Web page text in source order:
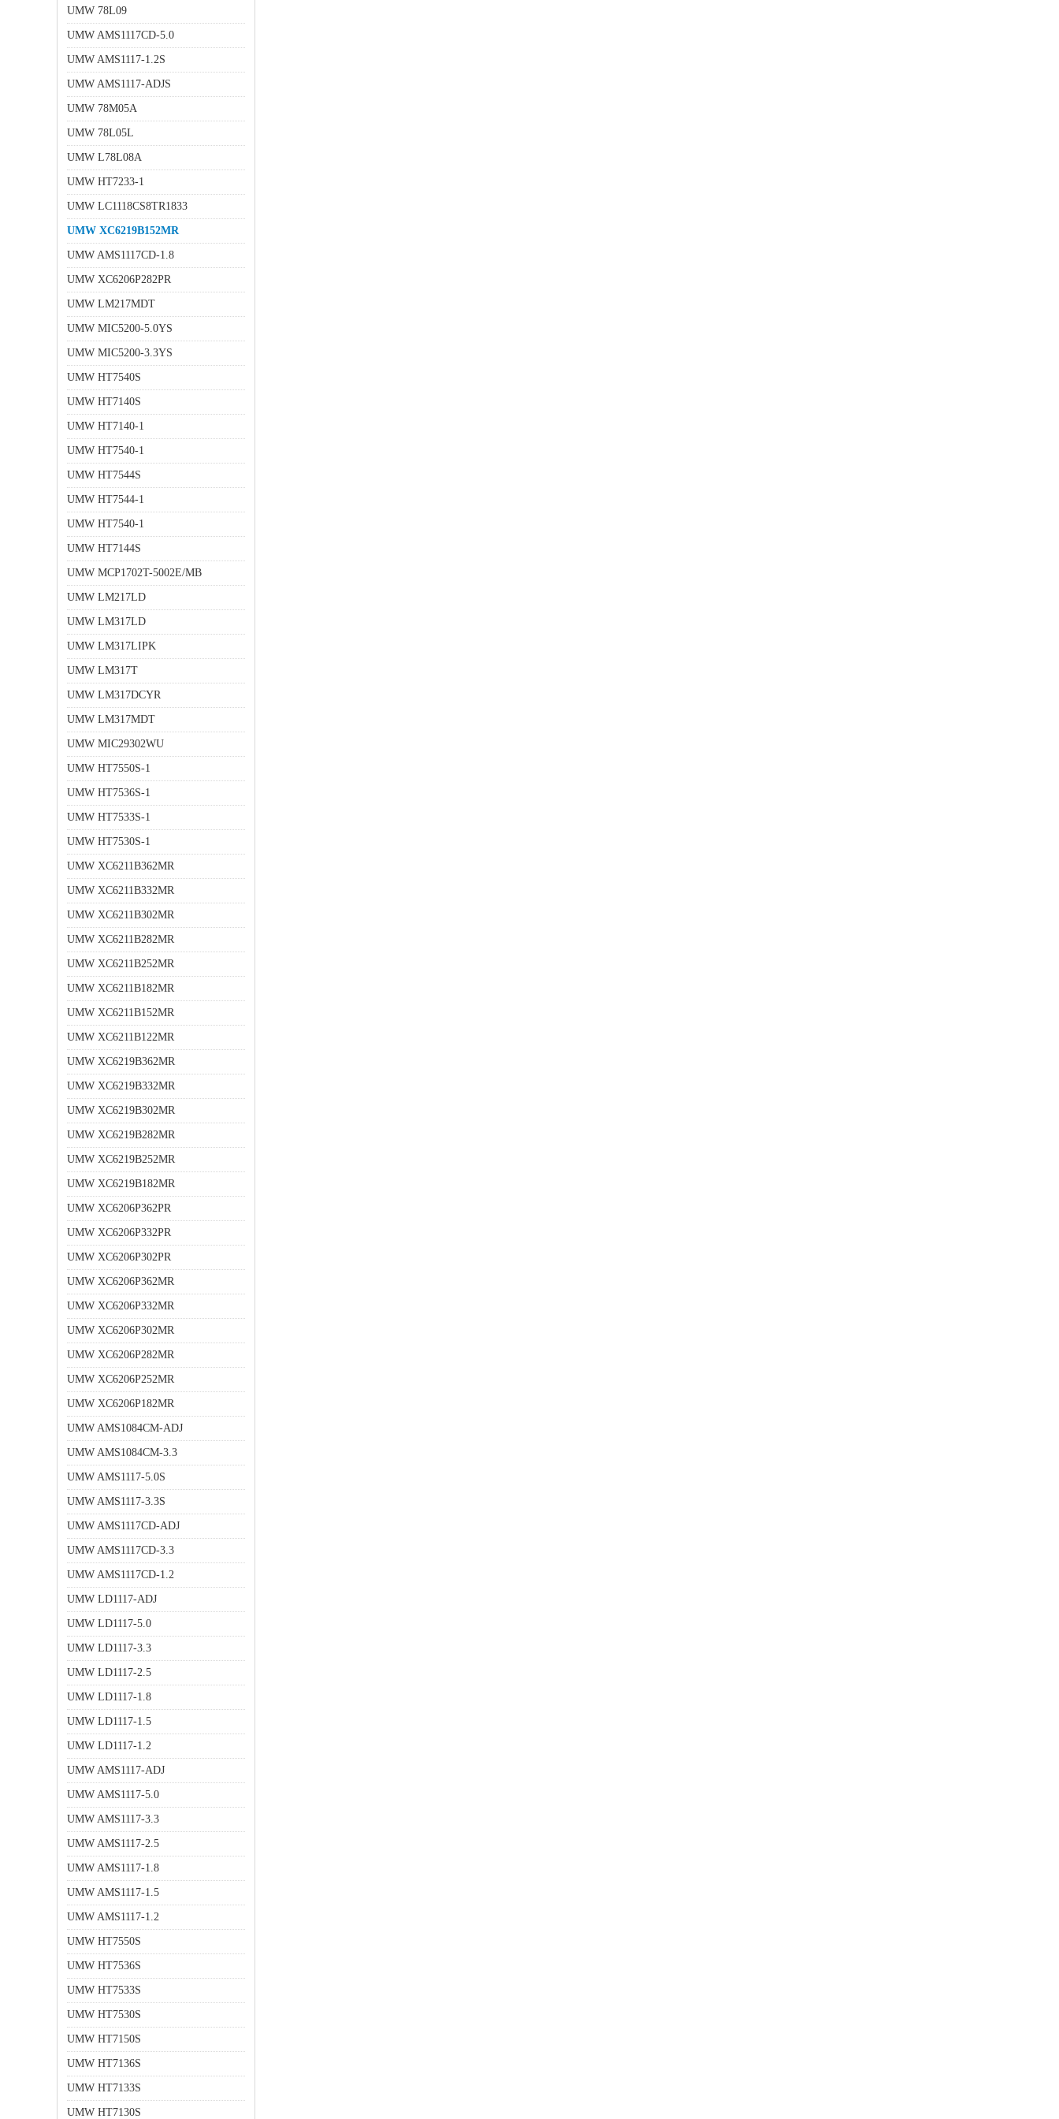
UMW 78L09
UMW AMS1117CD-5.0
UMW AMS1117-1.2S
UMW AMS1117-ADJS
UMW 78M05A
UMW 78L05L
UMW L78L08A
UMW HT7233-1
UMW LC1118CS8TR1833
UMW XC6219B152MR
UMW AMS1117CD-1.8
UMW XC6206P282PR
UMW LM217MDT
UMW MIC5200-5.0YS
UMW MIC5200-3.3YS
UMW HT7540S
UMW HT7140S
UMW HT7140-1
UMW HT7540-1
UMW HT7544S
UMW HT7544-1
UMW HT7540-1
UMW HT7144S
UMW MCP1702T-5002E/MB
UMW LM217LD
UMW LM317LD
UMW LM317LIPK
UMW LM317T
UMW LM317DCYR
UMW LM317MDT
UMW MIC29302WU
UMW HT7550S-1
UMW HT7536S-1
UMW HT7533S-1
UMW HT7530S-1
UMW XC6211B362MR
UMW XC6211B332MR
UMW XC6211B302MR
UMW XC6211B282MR
UMW XC6211B252MR
UMW XC6211B182MR
UMW XC6211B152MR
UMW XC6211B122MR
UMW XC6219B362MR
UMW XC6219B332MR
UMW XC6219B302MR
UMW XC6219B282MR
UMW XC6219B252MR
UMW XC6219B182MR
UMW XC6206P362PR
UMW XC6206P332PR
UMW XC6206P302PR
UMW XC6206P362MR
UMW XC6206P332MR
UMW XC6206P302MR
UMW XC6206P282MR
UMW XC6206P252MR
UMW XC6206P182MR
UMW AMS1084CM-ADJ
UMW AMS1084CM-3.3
UMW AMS1117-5.0S
UMW AMS1117-3.3S
UMW AMS1117CD-ADJ
UMW AMS1117CD-3.3
UMW AMS1117CD-1.2
UMW LD1117-ADJ
UMW LD1117-5.0
UMW LD1117-3.3
UMW LD1117-2.5
UMW LD1117-1.8
UMW LD1117-1.5
UMW LD1117-1.2
UMW AMS1117-ADJ
UMW AMS1117-5.0
UMW AMS1117-3.3
UMW AMS1117-2.5
UMW AMS1117-1.8
UMW AMS1117-1.5
UMW AMS1117-1.2
UMW HT7550S
UMW HT7536S
UMW HT7533S
UMW HT7530S
UMW HT7150S
UMW HT7136S
UMW HT7133S
UMW HT7130S